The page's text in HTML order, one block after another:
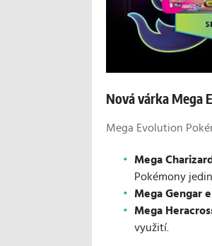
Nová várka Mega
Mega Evolution
Mega
Pokémony
Mega Gengar
Mega
využití.